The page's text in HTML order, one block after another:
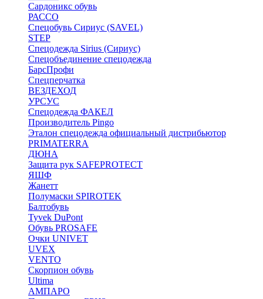
Сардоникс обувь
РАССО
Спецобувь Сириус (SAVEL)
STEP
Спецодежда Sirius (Сириус)
Спецобъединение спецодежда
БарсПрофи
Спецперчатка
ВЕЗДЕХОД
УРСУС
Спецодежда ФАКЕЛ
Производитель Pingo
Эталон спецодежда официальный дистрибьютор
PRIMATERRA
ДЮНА
Защита рук SAFEPROTECT
ЯШФ
Жанетт
Полумаски SPIROTEK
Балтобувь
Tyvek DuPont
Обувь PROSAFE
Очки UNIVET
UVEX
VENTO
Скорпион обувь
Ultima
АМПАРО